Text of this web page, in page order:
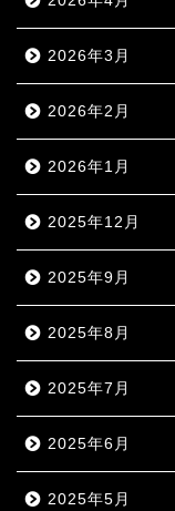
2026年3月
2026年2月
2026年1月
2025年12月
2025年9月
2025年8月
2025年7月
2025年6月
2025年5月